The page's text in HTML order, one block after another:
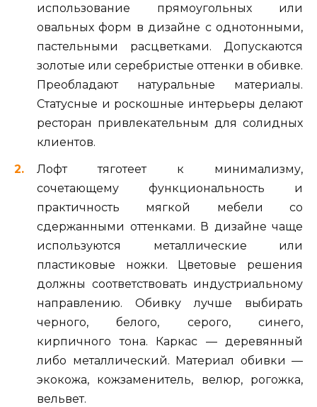
использование прямоугольных или
овальных форм в дизайне с однотонными,
пастельными расцветками. Допускаются
золотые или серебристые оттенки в обивке.
Преобладают натуральные материалы.
Статусные и роскошные интерьеры делают
ресторан привлекательным для солидных
клиентов.
Лофт тяготеет к минимализму,
сочетающему функциональность и
практичность мягкой мебели со
сдержанными оттенками. В дизайне чаще
используются металлические или
пластиковые ножки. Цветовые решения
должны соответствовать индустриальному
направлению. Обивку лучше выбирать
черного, белого, серого, синего,
кирпичного тона. Каркас — деревянный
либо металлический. Материал обивки —
экокожа, кожзаменитель, велюр, рогожка,
вельвет.